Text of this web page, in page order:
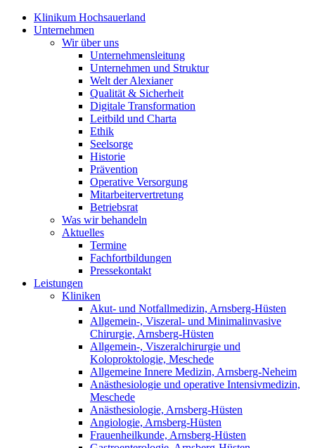
Klinikum Hochsauerland
Unternehmen
Wir über uns
Unternehmensleitung
Unternehmen und Struktur
Welt der Alexianer
Qualität & Sicherheit
Digitale Transformation
Leitbild und Charta
Ethik
Seelsorge
Historie
Prävention
Operative Versorgung
Mitarbeitervertretung
Betriebsrat
Was wir behandeln
Aktuelles
Termine
Fachfortbildungen
Pressekontakt
Leistungen
Kliniken
Akut- und Notfallmedizin, Arnsberg-Hüsten
Allgemein-, Viszeral- und Minimalinvasive
Chirurgie, Arnsberg-Hüsten
Allgemein-, Viszeralchirurgie und
Koloproktologie, Meschede
Allgemeine Innere Medizin, Arnsberg-Neheim
Anästhesiologie und operative Intensivmedizin,
Meschede
Anästhesiologie, Arnsberg-Hüsten
Angiologie, Arnsberg-Hüsten
Frauenheilkunde, Arnsberg-Hüsten